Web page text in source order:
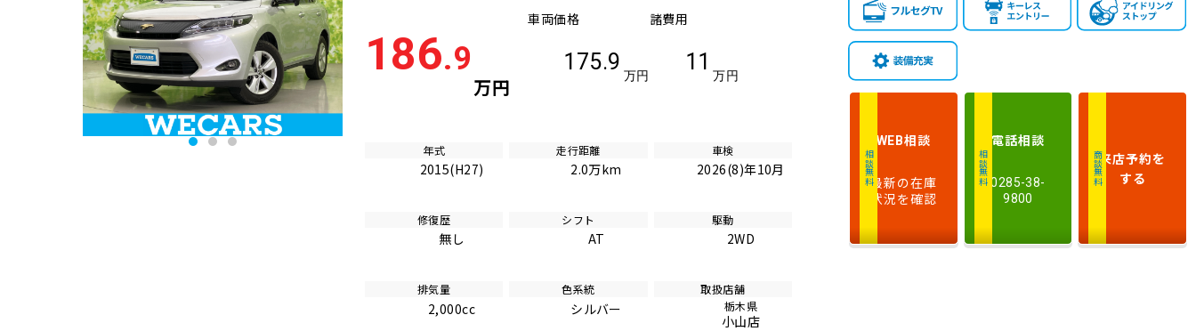
年
式
新しい順 古い順
走
行
少ない順 多い順
気
量
大きい順 小さい順
検
多い順 少ない順
186.9
万円
車両価格
175.9
万円
諸費用
11
万円
年式
2015(H27)
走行距離
2.0万km
車検
2026(8)年10月
修復歴
無し
シフト
AT
駆動
2WD
排気量
2,000cc
色系統
シルバー
取扱店舗
栃木県
小山店
相談無料
WEB相談
最新の在庫
状況を確認
相談無料
電話相談
0285-38-
9800
商談無料来店予約を
する